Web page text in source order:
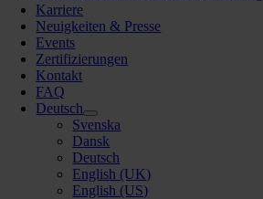
Karriere
Neuigkeiten & Presse
Events
Zertifizierungen
Kontakt
FAQ
Deutsch
Svenska
Dansk
Deutsch
English (UK)
English (US)